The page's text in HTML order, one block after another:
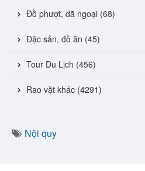
Đồ phượt, dã ngoại (68)
Đặc sản, đồ ăn (45)
Tour Du Lịch (456)
Rao vặt khác (4291)
Nội quy